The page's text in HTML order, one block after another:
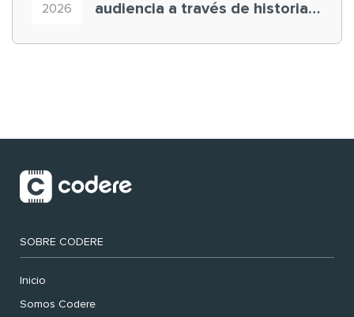
2026
audiencia a través de historias
SOBRE CODERE
Inicio
Somos Codere